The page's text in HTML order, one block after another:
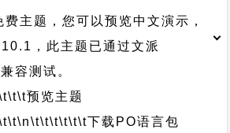
主题，您可以预览中文演示，
，此主题已通过文派
容测试。
预览主题
\n\t\t\t\t\t\t下载PO语言包